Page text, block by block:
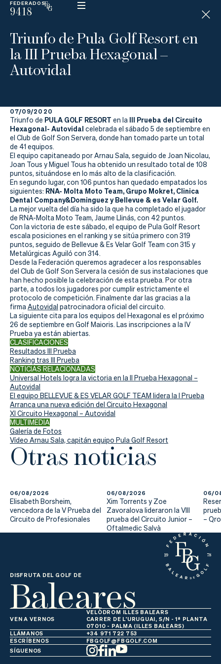
FEDERADOS
9418
ESP
N
D
I
C
A
P
La
Federación
Federarse
Jugar
Aprender
Actualidad
Tienda
Triunfo de Pula Golf Resort en
la III Prueba Hexagonal –
Autovidal
07/09/2020
Triunfo de PULA GOLF RESORT en la III Prueba del Circuito
Hexagonal- Autovidal celebrada el sábado 5 de septiembre en
el Club de Golf Son Servera, donde han tomado parte un total
de 41 equipos.
El equipo capitaneado por Arnau Sala, seguido de Joan Nicolau,
Joan Tous y Miguel Tous ha obtenido un resultado total de 108
puntos, situándose en lo más alto de la clasificación.
En segundo lugar, con 106 puntos han quedado empatados los
siguientes: RNA- Molta Moto Team, Grupo Mokret, Clinica
Dental Company&Dominguez y Bellevue & es Velar Golf.
La mejor vuelta del día ha sido la que ha completado el jugador
de RNA-Molta Moto Team, Jaume Llinás, con 42 puntos.
Con la victoria de este sábado, el equipo de Pula Golf Resort
escala posiciones en el ranking y se sitúa primero con 319
puntos, seguido de Bellevue & Es Velar Golf Team con 315 y
Metalúrgicas Aguiló con 314.
Desde la Federación queremos agradecer a los responsables
del Club de Golf Son Servera la cesión de sus instalaciones que
han hecho posible la celebración de esta prueba. Por otra
parte, a todos los jugadores por cumplir estrictamente el
protocolo de competición. Finalmente dar las gracias a la
firmaAutovidal patrocinadora oficial del circuito.
La siguiente cita para los equipos del Hexagonal es el próximo
26 de septiembre en Golf Maioris. Las inscripciones a la IV
Prueba ya están abiertas.
CLASIFICACIONES
Resultados III
Prueba
Ranking tras III Prueba
NOTICIAS RELACIONADAS
Universal Hotels logra la victoria en la II Prueba Hexagonal –
Autovidal
El equipo BELLEVUE & ES VELAR GOLF TEAM lidera la I Prueba
Arranca una nueva edición del Circuito Hexagonal
XI Circuito Hexagonal – Autovidal
MULTIMEDIA
Galería de Fotos
Vídeo Arnau Sala, capitán equipo Pula Golf Resort
Otras noticias
06/08/2026
Elisabeth Borsheim,
vencedora de la V Prueba del
Circuito de Profesionales
06/08/2026
Xim Torrents y Zoe
Zavoralova lideraron la VIII
prueba del Circuito Junior –
Oftalmedic Salvà
06/
–
DISFRUTA DEL GOLF DE
Baleares
VEN A VERNOS
VELÒDROM ILLES BALEARS
CARRER DE L'URUGUAI, S/N - 1ª PLANTA
07010 - PALMA (ILLES BALEARS)
LLÁMANOS
+34 971 722 753
ESCRÍBENOS
FBGOLF@FBGOLF.COM
SÍGUENOS